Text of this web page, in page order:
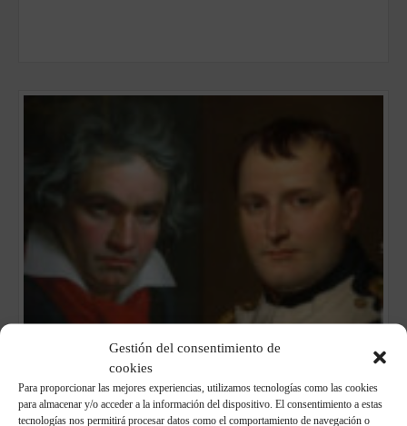
Gestión del consentimiento de
cookies
Para proporcionar las mejores experiencias, utilizamos tecnologías como las cookies
para almacenar y/o acceder a la información del dispositivo. El consentimiento a estas
tecnologías nos permitirá procesar datos como el comportamiento de navegación o
La Eroica de Beethoven